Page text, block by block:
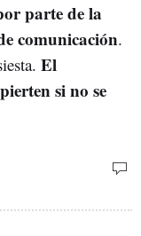
parte de la
comunicación.
El
si no se